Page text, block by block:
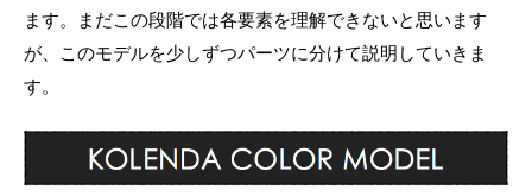
ます。まだこの段階では各要素を理解できないと思います
が、このモデルを少しずつパーツに分けて説明していきま
す。